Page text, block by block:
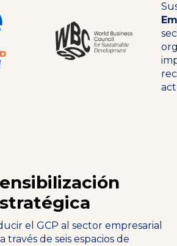
el GCP al sector empresarial
través de seis espacios de